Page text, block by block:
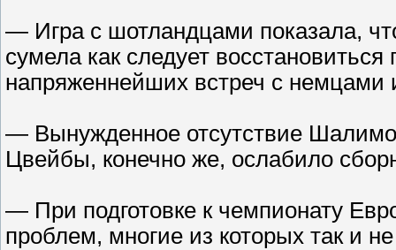
— Игра с шотландцами показала,
сумела как следует восстановиться
напряженнейших встреч с немцами
— Вынужденное отсутствие
Цвейбы, конечно же, ослабило
— При подготовке к чемпионату
проблем, многие из которых так и